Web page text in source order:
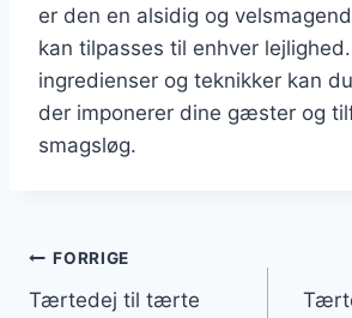
er den en alsidig og
kan tilpasses til enhver
ingredienser og teknikker kan
der imponerer dine gæster og
smagsløg.
Indlægsnavigation
FORRIGE
Tærtedej til tærte